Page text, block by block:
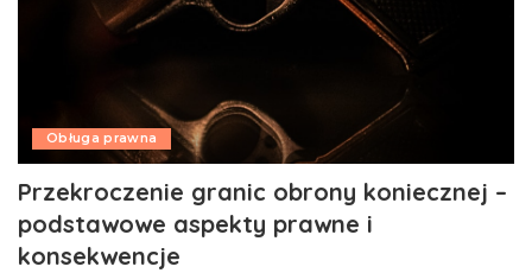
Obługa prawna
Przekroczenie granic obrony koniecznej –
podstawowe aspekty prawne i
konsekwencje